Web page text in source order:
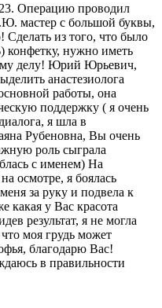
Операцию проводил
мастер с большой буквы,
из того, что было
нужно иметь
делу! Юрий Юрьевич,
анастезиолога
работы, она
поддержку ( я очень
я шла в
Рубеновна, Вы очень
роль сыграла
с именем) На
осмотре, я боялась
за руку и подвела к
какая у Вас красота
результат, я не могла
моя грудь может
благодарю Вас!
в правильности